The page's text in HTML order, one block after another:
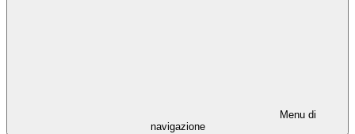
Menu di
navigazione